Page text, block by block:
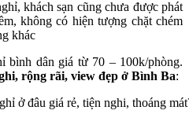
khách sạn cũng chưa được phát
không có hiện tượng chặt chém
khác
bình dân giá từ 70 – 100k/phòng.
rộng rãi, view đẹp ở Bình Ba: